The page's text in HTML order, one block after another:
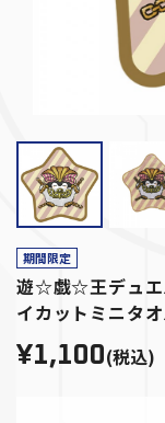
期間限定
遊☆戯☆王デュエ
イカットミニタ
¥1,100(税込)